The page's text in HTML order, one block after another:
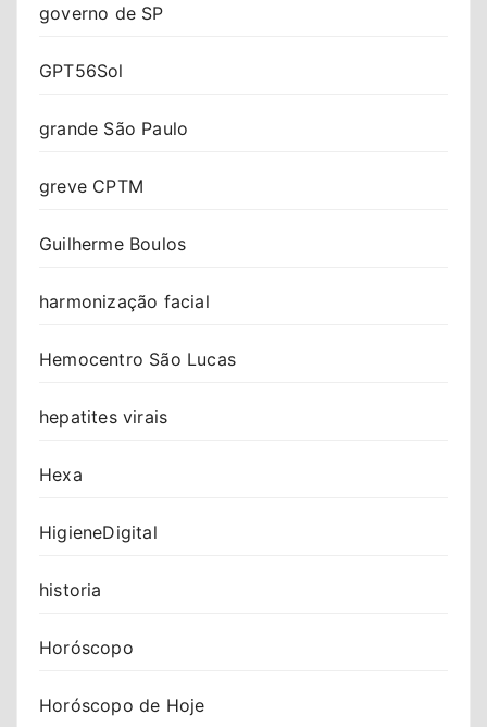
governo de SP
GPT56Sol
grande São Paulo
greve CPTM
Guilherme Boulos
harmonização facial
Hemocentro São Lucas
hepatites virais
Hexa
HigieneDigital
historia
Horóscopo
Horóscopo de Hoje